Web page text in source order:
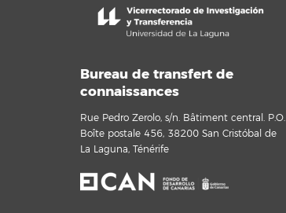
Bureau de transfert de
connaissances
Rue Pedro Zerolo, s/n. Bâtiment central. P.O.
Boîte postale 456, 38200 San Cristóbal de
La Laguna, Ténérife